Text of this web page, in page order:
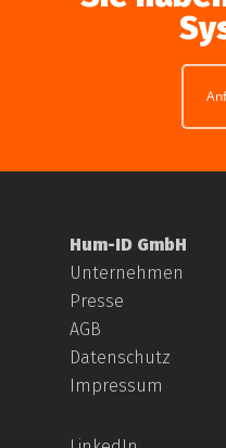
Hum-ID GmbH
Unternehmen
Presse
AGB
Datenschutz
Impressum